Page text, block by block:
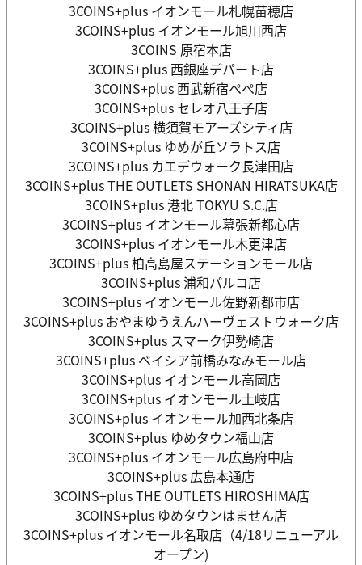
3COINS+plus イオンモール札幌苗穂店
3COINS+plus イオンモール旭川西店
3COINS 原宿本店
3COINS+plus 西銀座デパート店
3COINS+plus 西武新宿ぺぺ店
3COINS+plus セレオ八王子店
3COINS+plus 横須賀モアーズシティ店
3COINS+plus ゆめが丘ソラトス店
3COINS+plus カエデウォーク長津田店
3COINS+plus THE OUTLETS SHONAN HIRATSUKA店
3COINS+plus 港北 TOKYU S.C.店
3COINS+plus イオンモール幕張新都心店
3COINS+plus イオンモール木更津店
3COINS+plus 柏高島屋ステーションモール店
3COINS+plus 浦和パルコ店
3COINS+plus イオンモール佐野新都市店
3COINS+plus おやまゆうえんハーヴェストウォーク店
3COINS+plus スマーク伊勢崎店
3COINS+plus ベイシア前橋みなみモール店
3COINS+plus イオンモール高岡店
3COINS+plus イオンモール土岐店
3COINS+plus イオンモール加西北条店
3COINS+plus ゆめタウン福山店
3COINS+plus イオンモール広島府中店
3COINS+plus 広島本通店
3COINS+plus THE OUTLETS HIROSHIMA店
3COINS+plus ゆめタウンはません店
3COINS+plus イオンモール名取店（4/18リニューアル
オープン)